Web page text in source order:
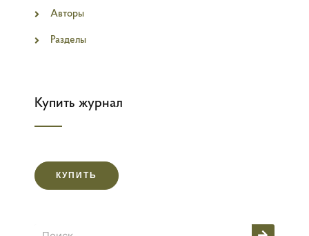
Авторы
Разделы
Купить журнал
КУПИТЬ